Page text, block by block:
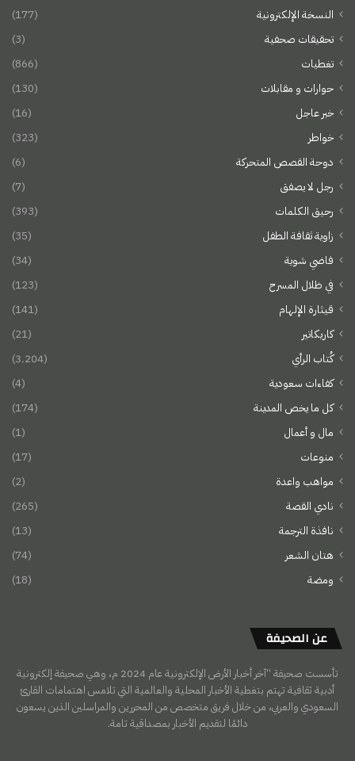
النسخة الإلكترونية
(177)
تحقيقات صحفية
(3)
تغطيات
(866)
حوارات و مقابلات
(130)
خبر عاجل
(16)
خواطر
(323)
دوحة القصص المتحركة
(6)
رجل لا يصفق
(7)
رحيق الكلمات
(393)
زاوية ثقافة الطفل
(35)
فاضي شوية
(34)
في ظلال المسرح
(123)
قيثارة الإلهام
(141)
كاريكاتير
(21)
كُتاب الرأي
(3٬204)
كفاءات سعودية
(4)
كل ما يخص المدينة
(174)
مال و أعمال
(1)
منوعات
(17)
مواهب واعدة
(2)
نادي القصة
(265)
نافذة الترجمة
(13)
هتان الشعر
(74)
ومضة
(18)
عن الصحيفة
تأسست صحيفة “آخر أخبار الأرض الإلكترونية عام 2024 م، وهي صحيفة إلكترونية
أدبية ثقافية تهتم بتغطية الأخبار المحلية والعالمية التي تلامس اهتمامات القارئ
السعودي والعربي، من خلال فريق متخصص من المحررين والمراسلين الذين يسعون
دائمًا لتقديم الأخبار بمصداقية تامة.